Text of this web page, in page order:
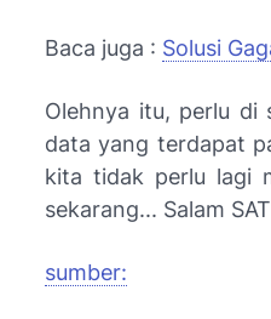
Baca juga : Solusi
Olehnya itu, perlu di
data yang terdapat
kita tidak perlu lagi
sekarang... Salam
sumber: